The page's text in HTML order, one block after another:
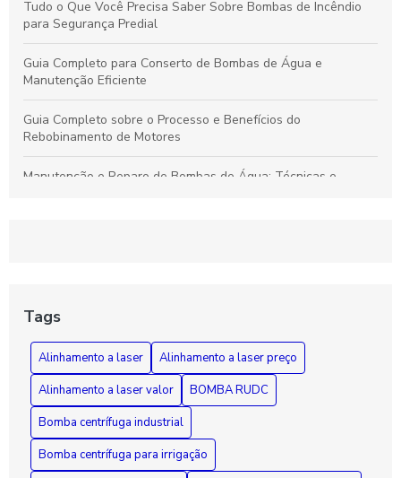
Tudo o Que Você Precisa Saber Sobre Bombas de Incêndio
para Segurança Predial
Guia Completo para Conserto de Bombas de Água e
Manutenção Eficiente
Guia Completo sobre o Processo e Benefícios do
Rebobinamento de Motores
Manutenção e Reparo de Bombas de Água: Técnicas e
Funcionamento e Manutenção Fundamental
Como Diagnosticar e Reparar Bombas d'Água com Segurança
e Eficiência
Tags
Alinhamento a laser
Alinhamento a laser preço
Alinhamento a laser valor
BOMBA RUDC
Bomba centrífuga industrial
Bomba centrífuga para irrigação